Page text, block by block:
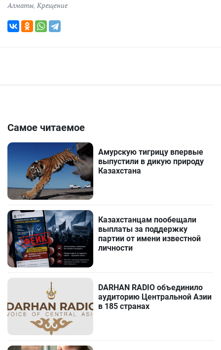
Алматы, Крещение
Самое читаемое
Амурскую тигрицу впервые
выпустили в дикую природу
Казахстана
Казахстанцам пообещали
выплаты за поддержку
партии от имени известной
личности
DARHAN RADIO объединило
аудиторию Центральной Азии
в 185 странах